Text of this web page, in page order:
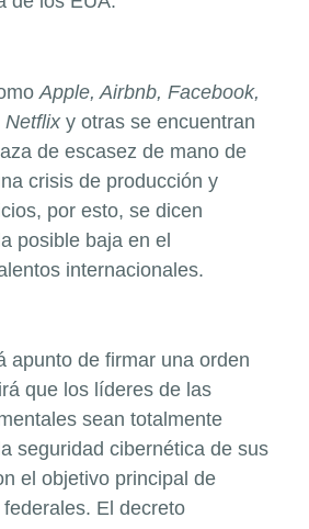
Apple, Airbnb, Facebook,
Netflixy otras se encuentran
de escasez de mano de
crisis de producción y
por esto, se dicen
posible baja en el
internacionales.
apunto de firmar una orden
que los líderes de las
sean totalmente
seguridad cibernética de sus
el objetivo principal de
El decreto